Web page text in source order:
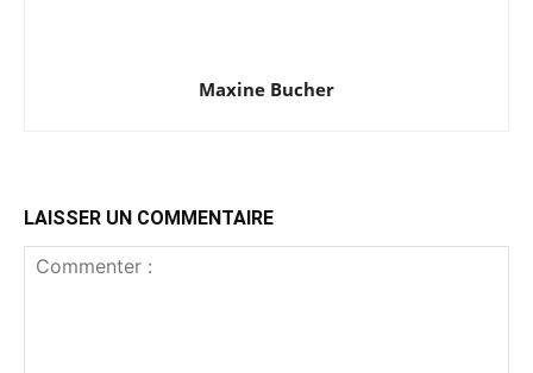
Maxine Bucher
LAISSER UN COMMENTAIRE